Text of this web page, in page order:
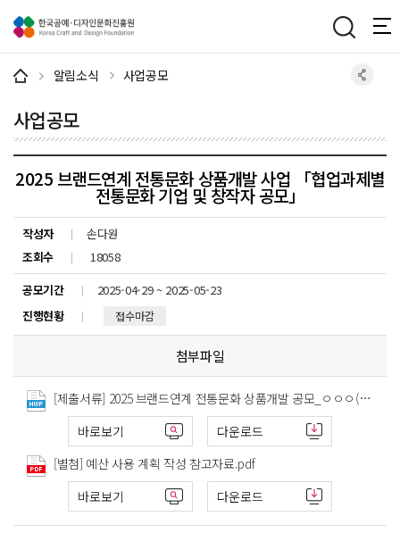
알림소식 사업공모
사업공모
2025 브랜드연계 전통문화 상품개발 사업 「협업과제별
전통문화 기업 및 창작자 공모」
작성자
손다원
조회수
18058
공모기간
2025-04-29 ~ 2025-05-23
진행현황
접수마감
첨부파일
[제출서류] 2025 브랜드연계 전통문화 상품개발 공모_ㅇㅇㅇ(참가자명).hwp
바로보기
다운로드
[별첨] 예산 사용 계획 작성 참고자료.pdf
바로보기
다운로드